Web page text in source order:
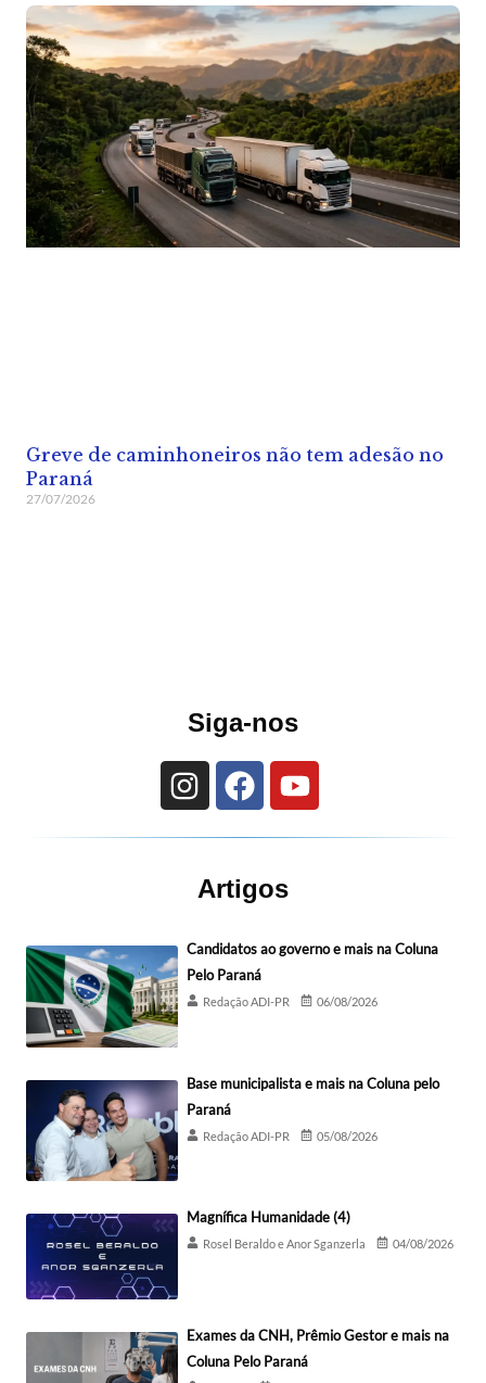
Greve de caminhoneiros não tem adesão no
Paraná
27/07/2026
Siga-nos
Artigos
Candidatos ao governo e mais na Coluna
Pelo Paraná
Redação ADI-PR 06/08/2026
Base municipalista e mais na Coluna pelo
Paraná
Redação ADI-PR 05/08/2026
Magnífica Humanidade (4)
Rosel Beraldo e Anor Sganzerla 04/08/2026
Exames da CNH, Prêmio Gestor e mais na
Coluna Pelo Paraná